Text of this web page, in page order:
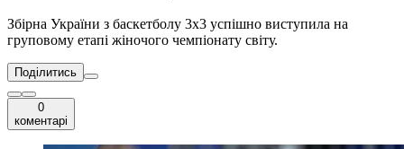
Збірна України з баскетболу 3х3 успішно виступила на
груповому етапі жіночого чемпіонату світу.
Поділитись
0
коментарі